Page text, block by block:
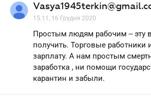
15.11, 16 Грудня 2020
Простым людям рабочим -- эту
получить. Торговые работники
зарплату. А нам простым
заработка , ни помощи
карантин и забыли.